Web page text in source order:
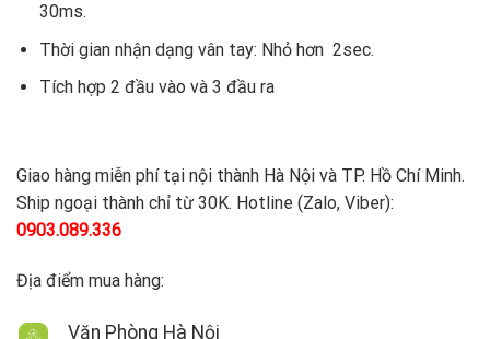
30ms.
Thời gian nhận dạng vân tay: Nhỏ hơn 2sec.
Tích hợp 2 đầu vào và 3 đầu ra
Giao hàng miễn phí tại nội thành Hà Nội và TP. Hồ Chí Minh.
Ship ngoại thành chỉ từ 30K. Hotline (Zalo, Viber):
0903.089.336
Địa điểm mua hàng:
Văn Phòng Hà Nội